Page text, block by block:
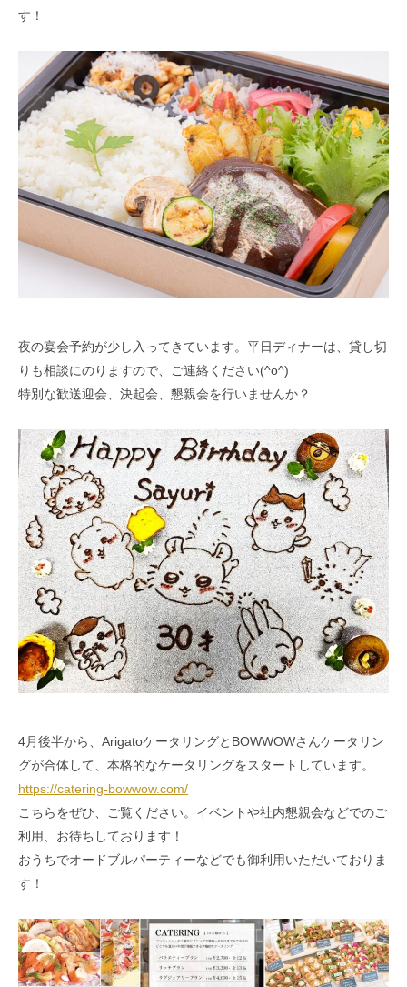
す！
夜の宴会予約が少し入ってきています。平日ディナーは、貸し切
りも相談にのりますので、ご連絡ください(^o^)
特別な歓送迎会、決起会、懇親会を行いませんか？
4月後半から、ArigatoケータリングとBOWWOWさんケータリン
グが合体して、本格的なケータリングをスタートしています。
https://catering-bowwow.com/
こちらをぜひ、ご覧ください。イベントや社内懇親会などでのご
利用、お待ちしております！
おうちでオードブルパーティーなどでも御利用いただいておりま
す！